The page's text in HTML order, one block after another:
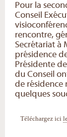
Pour la
Conseil
rencontre,
Secrétariat à
présidence
Présidente
du Conseil
de résidence
quelques
Téléchargez ici